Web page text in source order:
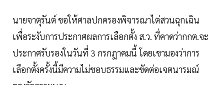
นายจาตุรันต์ ขอให้ศาลปกครองพิจารณาไต่สวนฉุกเฉิน
เพื่อระงับการประกาศผลการเลือกตั้ง ส.ว. ที่คาดว่ากกต.จะ
ประกาศรับรองในวันที่ 3 กรกฎาคมนี้ โดยเขามองว่าการ
เลือกตั้งครั้งนี้มีความไม่ชอบธรรมและขัดต่อเจตนารมณ์